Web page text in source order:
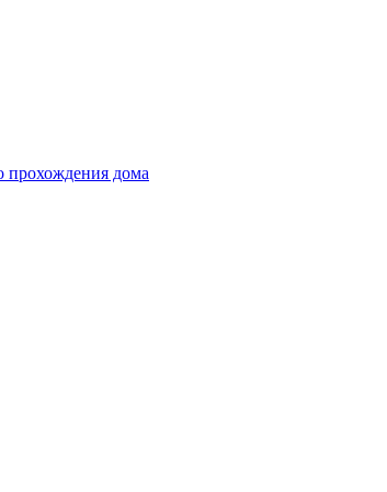
прохождения дома